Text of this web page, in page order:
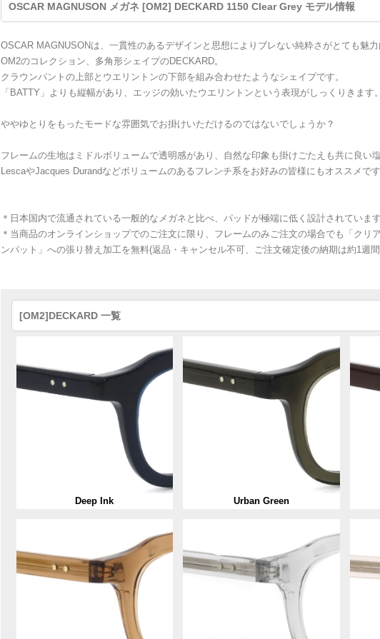
OSCAR MAGNUSON メガネ [OM2] DECKARD 1150 Clear Grey モデル情報
OSCAR MAGNUSONは、一貫性のあるデザインと思想によりブレない純粋さがとても魅力
OM2のコレクション、多角形シェイプのDECKARD。
クラウンパントの上部とウエリントンの下部を組み合わせたようなシェイプです。
「BATTY」よりも縦幅があり、エッジの効いたウエリントンという表現がしっくりきます。
ややゆとりをもったモードな雰囲気でお掛けいただけるのではないでしょうか？
フレームの生地はミドルボリュームで透明感があり、自然な印象も掛けごたえも共に良い塩
LescaやJacques Durandなどボリュームのあるフレンチ系をお好みの皆様にもオススメです
＊日本国内で流通されている一般的なメガネと比べ、パッドが極端に低く設計されています
＊当商品のオンラインショップでのご注文に限り、フレームのみご注文の場合でも「クリ
ンパット」への張り替え加工を無料(返品・キャンセル不可、ご注文確定後の納期は約1週間
[OM2]DECKARD 一覧
Deep Ink Urban Green